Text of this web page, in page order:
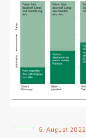
5. August 2022